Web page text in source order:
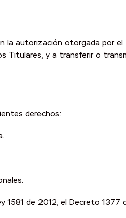
la autorización otorgada por
Titulares, y a transferir o
derechos:
de 2012, el Decreto 1377